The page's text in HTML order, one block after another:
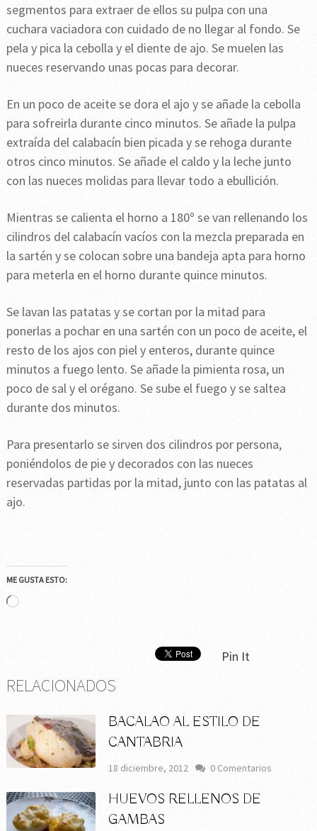
segmentos para extraer de ellos su pulpa con una
cuchara vaciadora con cuidado de no llegar al fondo. Se
pela y pica la cebolla y el diente de ajo. Se muelen las
nueces reservando unas pocas para decorar.
En un poco de aceite se dora el ajo y se añade la cebolla
para sofreirla durante cinco minutos. Se añade la pulpa
extraída del calabacín bien picada y se rehoga durante
otros cinco minutos. Se añade el caldo y la leche junto
con las nueces molidas para llevar todo a ebullición.
Mientras se calienta el horno a 180º se van rellenando los
cilindros del calabacín vacíos con la mezcla preparada en
la sartén y se colocan sobre una bandeja apta para horno
para meterla en el horno durante quince minutos.
Se lavan las patatas y se cortan por la mitad para
ponerlas a pochar en una sartén con un poco de aceite, el
resto de los ajos con piel y enteros, durante quince
minutos a fuego lento. Se añade la pimienta rosa, un
poco de sal y el orégano. Se sube el fuego y se saltea
durante dos minutos.
Para presentarlo se sirven dos cilindros por persona,
poniéndolos de pie y decorados con las nueces
reservadas partidas por la mitad, junto con las patatas al
ajo.
ME GUSTA ESTO:
Cargando...
Pin It
RELACIONADOS
BACALAO AL ESTILO DE
CANTABRIA
18 diciembre, 2012 0 Comentarios
HUEVOS RELLENOS DE
GAMBAS